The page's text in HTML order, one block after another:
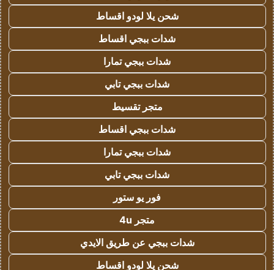
شحن يلا لودو اقساط
شدات ببجي اقساط
شدات ببجي تمارا
شدات ببجي تابي
متجر تقسيط
شدات ببجي اقساط
شدات ببجي تمارا
شدات ببجي تابي
فور يو ستور
متجر 4u
شدات ببجي عن طريق الايدي
شحن يلا لودو اقساط